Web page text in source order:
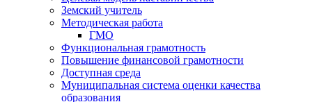
Земский учитель
Методическая работа
ГМО
Функциональная грамотность
Повышение финансовой грамотности
Доступная среда
Муниципальная система оценки качества
образования